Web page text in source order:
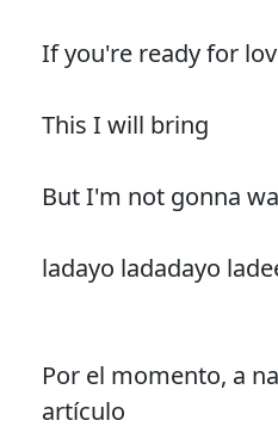
If you're ready for
This I will bring
But I'm not gonna
ladayo ladadayo
Por el momento, a
artículo